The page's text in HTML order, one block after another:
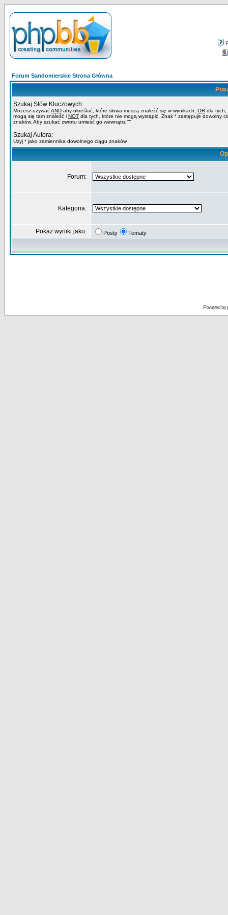
Forum Sandomierskie Strona Główna
Szukaj Słów Kluczowych:
Możesz używaćAND aby określać, które słowa muszą znaleźć się w wynikach, OR dla tych,
mogą się tam znaleść i NOT dla tych, które nie mogą wystąpić. Znak * zastępuje dowolny
znaków. Aby szukać zwrotu umieść go wewnątrz ""
Szukaj Autora:
Użyj * jako zamiennika dowolnego ciągu znaków
Forum:
Kategoria:
Pokaż wyniki jako: Posty Tematy
Powered by